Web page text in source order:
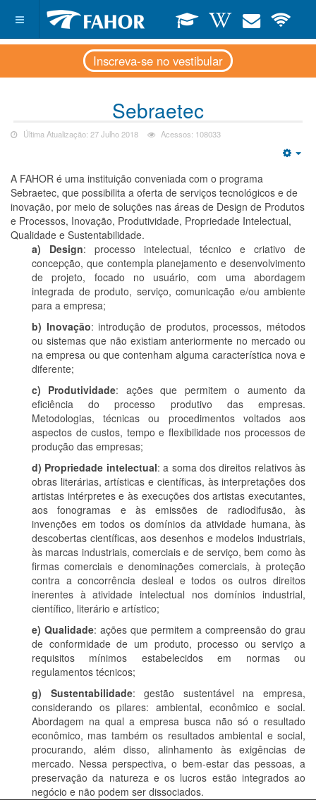
Inscreva-se no vestibular
Sebraetec
Última Atualização: 27 Julho 2018 Acessos: 108033
A FAHOR é uma instituição conveniada com o programa
Sebraetec, que possibilita a oferta de serviços tecnológicos e de
inovação, por meio de soluções nas áreas de Design de Produtos
e Processos, Inovação, Produtividade, Propriedade Intelectual,
Qualidade e Sustentabilidade.
a) Design: processo intelectual, técnico e criativo de
concepção, que contempla planejamento e desenvolvimento
de projeto, focado no usuário, com uma abordagem
integrada de produto, serviço, comunicação e/ou ambiente
para a empresa;
b) Inovação: introdução de produtos, processos, métodos
ou sistemas que não existiam anteriormente no mercado ou
na empresa ou que contenham alguma característica nova e
diferente;
c) Produtividade: ações que permitem o aumento da
eficiência do processo produtivo das empresas.
Metodologias, técnicas ou procedimentos voltados aos
aspectos de custos, tempo e flexibilidade nos processos de
produção das empresas;
d) Propriedade intelectual: a soma dos direitos relativos às
obras literárias, artísticas e científicas, às interpretações dos
artistas intérpretes e às execuções dos artistas executantes,
aos fonogramas e às emissões de radiodifusão, às
invenções em todos os domínios da atividade humana, às
descobertas científicas, aos desenhos e modelos industriais,
às marcas industriais, comerciais e de serviço, bem como às
firmas comerciais e denominações comerciais, à proteção
contra a concorrência desleal e todos os outros direitos
inerentes à atividade intelectual nos domínios industrial,
científico, literário e artístico;
e) Qualidade: ações que permitem a compreensão do grau
de conformidade de um produto, processo ou serviço a
requisitos mínimos estabelecidos em normas ou
regulamentos técnicos;
g) Sustentabilidade: gestão sustentável na empresa,
considerando os pilares: ambiental, econômico e social.
Abordagem na qual a empresa busca não só o resultado
econômico, mas também os resultados ambiental e social,
procurando, além disso, alinhamento às exigências de
mercado. Nessa perspectiva, o bem-estar das pessoas, a
preservação da natureza e os lucros estão integrados ao
negócio e não podem ser dissociados.